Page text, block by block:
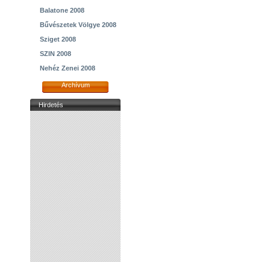
Balatone 2008
Bűvészetek Völgye 2008
Sziget 2008
SZIN 2008
Nehéz Zenei 2008
Archívum
Hirdetés